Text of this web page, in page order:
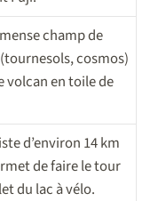
champ de
cosmos)
volcan en toile de
d’environ 14 km
de faire le tour
du lac à vélo.